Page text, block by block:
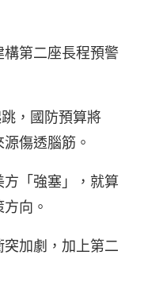
第二座長程預警
，國防預算將
傷透腦筋。
「強塞」，就算
向。
加劇，加上第二